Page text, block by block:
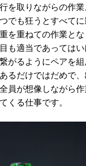
を取りながらの作
でも狂うとすべて
を重ねての作業と
も適当であっては
がるようにペアを組
るだけではだめで
員が想像しながら
くる仕事です。